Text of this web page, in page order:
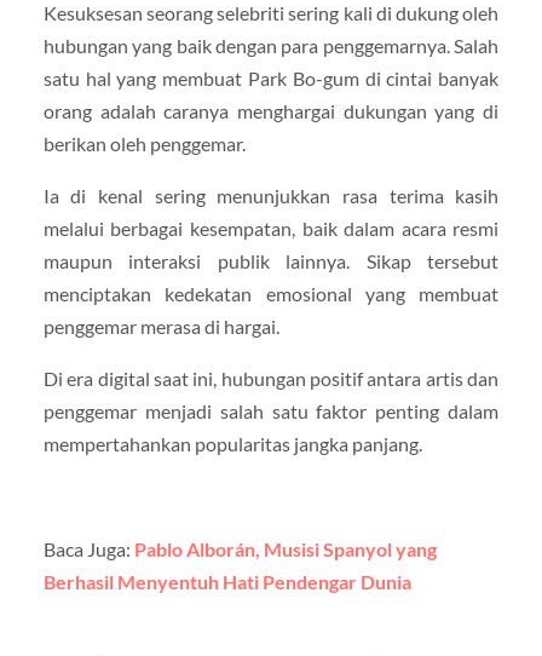
Kesuksesan seorang selebriti sering kali di dukung oleh
hubungan yang baik dengan para penggemarnya. Salah
satu hal yang membuat Park Bo-gum di cintai banyak
orang adalah caranya menghargai dukungan yang di
berikan oleh penggemar.
Ia di kenal sering menunjukkan rasa terima kasih
melalui berbagai kesempatan, baik dalam acara resmi
maupun interaksi publik lainnya. Sikap tersebut
menciptakan kedekatan emosional yang membuat
penggemar merasa di hargai.
Di era digital saat ini, hubungan positif antara artis dan
penggemar menjadi salah satu faktor penting dalam
mempertahankan popularitas jangka panjang.
Baca Juga: Pablo Alborán, Musisi Spanyol yang
Berhasil Menyentuh Hati Pendengar Dunia